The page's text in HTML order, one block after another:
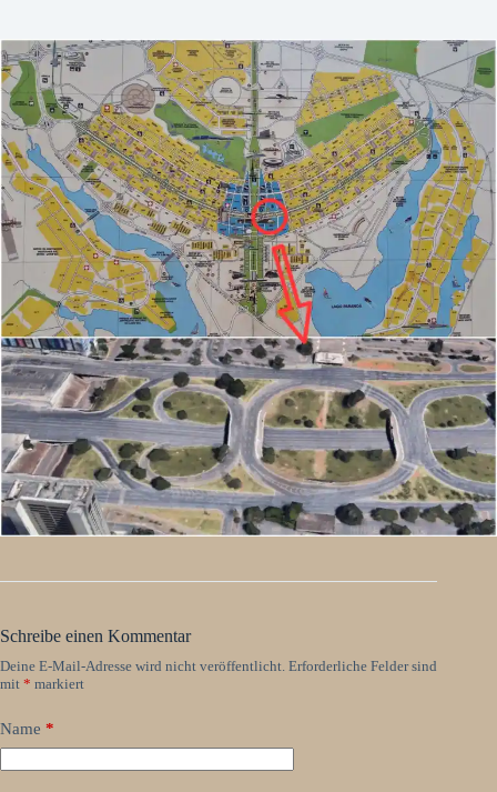
Schreibe einen Kommentar
Deine E-Mail-Adresse wird nicht veröffentlicht. Erforderliche Felder sind
mit * markiert
Name *